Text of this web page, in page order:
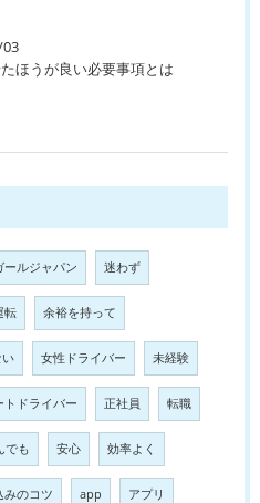
ほうが良い必要事項とは
ールジャパン 迷わず
転 余裕を持って
女性ドライバー 未経験
トドライバー 正社員 転職
でも 安心 効率よく
みのコツ app アプリ